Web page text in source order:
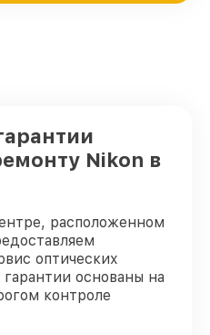
Nikon в
расположенном
оптических
основаны на
контроле